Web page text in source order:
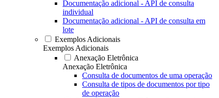
Documentação adicional - API de consulta
individual
Documentação adicional - API de consulta em
lote
Exemplos Adicionais
Exemplos Adicionais
Anexação Eletrônica
Anexação Eletrônica
Consulta de documentos de uma operação
Consulta de tipos de documentos por tipo
de operação